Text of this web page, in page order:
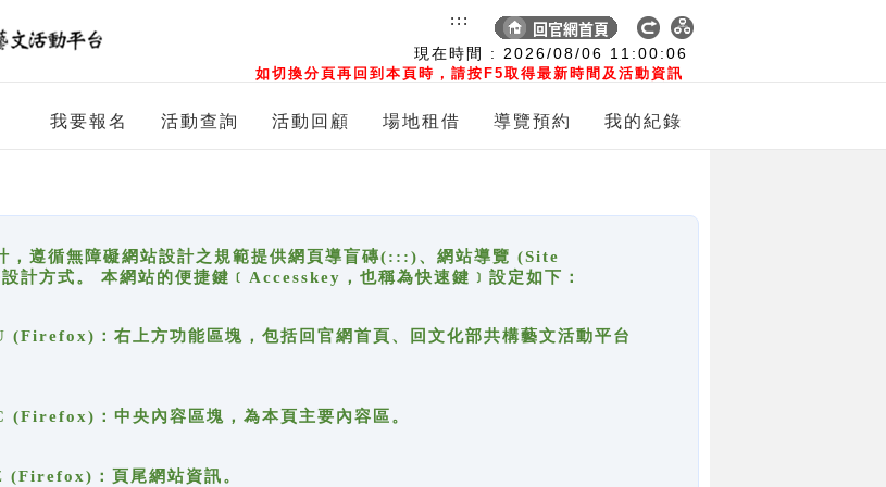
現在時間 : 2026/08/06 11:00:06
如切換分頁再回到本頁時，請按F5取得最新時間及活動資訊
:::
我要報名 活動查詢 活動回顧 場地租借 導覽預約 我的紀錄
，遵循無障礙網站設計之規範提供網頁導盲磚(:::)、網站導覽 (Site
方式。 本網站的便捷鍵﹝Accesskey，也稱為快速鍵﹞設定如下：
：右上方功能區塊，包括回官網首頁、回文化部共構藝文活動平台
：中央內容區塊，為本頁主要內容區。
：頁尾網站資訊。